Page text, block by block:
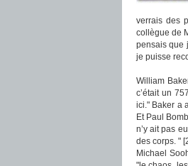
verrais des
collègue de
pensais que
je puisse
William
c’était un
ici." Baker a
Et Paul
n’y ait pas
des corps. "
Michael